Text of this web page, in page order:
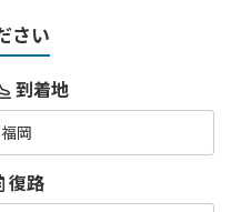
さい
到着地
福岡
復路